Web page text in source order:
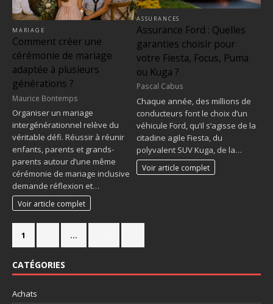
MARIAGE
Comment créer une
cérémonie de mariage
adaptée à plusieurs
générations ?
Maurice Bontemps
Organiser un mariage
intergénérationnel relève du
véritable défi. Réussir à réunir
enfants, parents et grands-
parents autour d’une même
cérémonie de mariage inclusive
demande réflexion et…
Voir article complet
ASSURANCES
Assurance Ford : Quelles
garanties choisir pour
votre Fiesta, Focus, Puma
ou Kuga ?
Pascal Cabus
Chaque année, des millions de
conducteurs font le choix d’un
véhicule Ford, qu’il s’agisse de la
citadine agile Fiesta, du
polyvalent SUV Kuga, de la…
Voir article complet
1 …
CATÉGORIES
Achats